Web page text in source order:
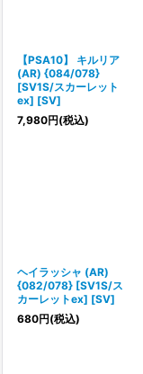
【PSA10】 キルリア
(AR) {084/078}
[SV1S/スカーレット
ex] [SV]
7,980円(税込)
ヘイラッシャ (AR)
{082/078} [SV1S/ス
カーレットex] [SV]
680円(税込)